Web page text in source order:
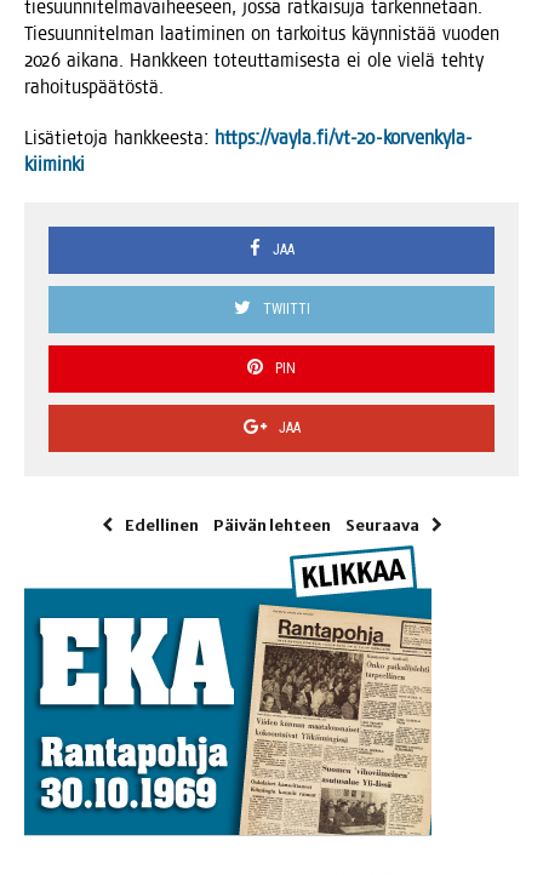
tie­suun­ni­tel­ma­vai­hee­seen, jos­sa rat­kai­su­ja tar­ken­ne­taan.
Tie­suun­ni­tel­man laa­ti­mi­nen on tar­koi­tus käyn­nis­tää vuo­den
2026 aika­na. Hank­keen toteut­ta­mi­ses­ta ei ole vie­lä teh­ty
rahoituspäätöstä.
Lisä­tie­to­ja hank­kees­ta: https://vayla.fi/vt-20-korvenkyla-
kiiminki
JAA
TWIITTI
PIN
JAA
Edellinen Päivän lehteen Seuraava